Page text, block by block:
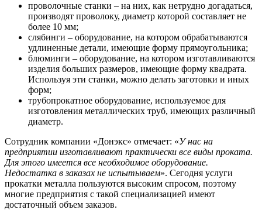
проволочные станки – на них, как нетрудно догадаться,
производят проволоку, диаметр которой составляет не
более 10 мм;
слябинги – оборудование, на котором обрабатываются
удлиненные детали, имеющие форму прямоугольника;
блюминги – оборудование, на котором изготавливаются
изделия больших размеров, имеющие форму квадрата.
Используя эти станки, можно делать заготовки и иных
форм;
трубопрокатное оборудование, используемое для
изготовления металлических труб, имеющих различный
диаметр.
Сотрудник компании «Донэкс» отмечает: «У нас на
предприятии изготавливают практически все виды проката.
Для этого имеется все необходимое оборудование.
Недостатка в заказах не испытываем». Сегодня услуги
прокатки металла пользуются высоким спросом, поэтому
многие предприятия с такой специализацией имеют
достаточный объем заказов.